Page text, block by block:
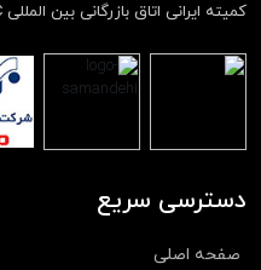
کمیته ایرانی اتاق بازرگانی بین المللی ICC
دسترسی سریع
صفحه اصلی